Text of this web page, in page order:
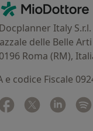
MioDottore -
Docplanner Italy S.r.l.
delle Belle
Roma (RM),
e codice Fiscale
Facebook
si apre in una
Twitter
si apre in
si